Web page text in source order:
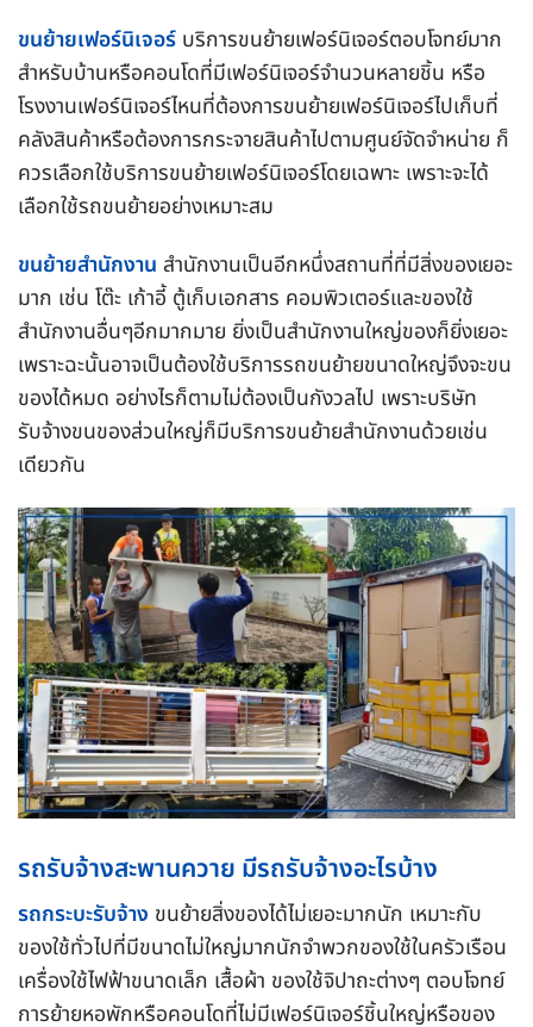
ขนย้ายเฟอร์นิเจอร์ บริการขนย้ายเฟอร์นิเจอร์ตอบโจทย์มาก
สำหรับบ้านหรือคอนโดที่มีเฟอร์นิเจอร์จำนวนหลายชิ้น หรือ
โรงงานเฟอร์นิเจอร์ไหนที่ต้องการขนย้ายเฟอร์นิเจอร์ไปเก็บที่
คลังสินค้าหรือต้องการกระจายสินค้าไปตามศูนย์จัดจำหน่าย ก็
ควรเลือกใช้บริการขนย้ายเฟอร์นิเจอร์โดยเฉพาะ เพราะจะได้
เลือกใช้รถขนย้ายอย่างเหมาะสม
ขนย้ายสำนักงาน สำนักงานเป็นอีกหนึ่งสถานที่ที่มีสิ่งของเยอะ
มาก เช่น โต๊ะ เก้าอี้ ตู้เก็บเอกสาร คอมพิวเตอร์และของใช้
สำนักงานอื่นๆอีกมากมาย ยิ่งเป็นสำนักงานใหญ่ของก็ยิ่งเยอะ
เพราะฉะนั้นอาจเป็นต้องใช้บริการรถขนย้ายขนาดใหญ่จึงจะขน
ของได้หมด อย่างไรก็ตามไม่ต้องเป็นกังวลไป เพราะบริษัท
รับจ้างขนของส่วนใหญ่ก็มีบริการขนย้ายสำนักงานด้วยเช่น
เดียวกัน
รถรับจ้างสะพานควาย มีรถรับจ้างอะไรบ้าง
รถกระบะรับจ้าง ขนย้ายสิ่งของได้ไม่เยอะมากนัก เหมาะกับ
ของใช้ทั่วไปที่มีขนาดไม่ใหญ่มากนักจำพวกของใช้ในครัวเรือน
เครื่องใช้ไฟฟ้าขนาดเล็ก เสื้อผ้า ของใช้จิปาถะต่างๆ ตอบโจทย์
การย้ายหอพักหรือคอนโดที่ไม่มีเฟอร์นิเจอร์ชิ้นใหญ่หรือของ